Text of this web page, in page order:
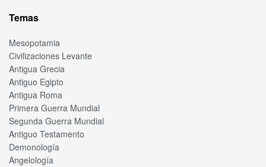
Temas
Mesopotamia
Civilizaciones Levante
Antigua Grecia
Antiguo Egipto
Antigua Roma
Primera Guerra Mundial
Segunda Guerra Mundial
Antiguo Testamento
Demonología
Angelología